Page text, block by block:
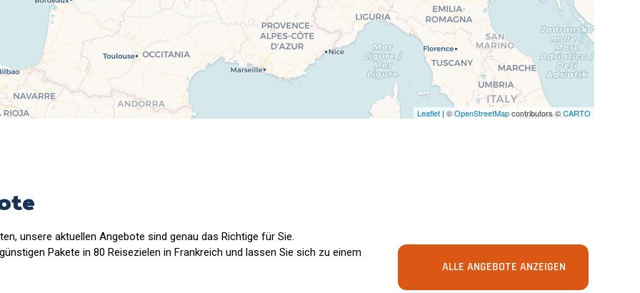
Leaflet| ©OpenStreetMapcontributors ©CARTO
unsere aktuellen Angebote sind genau das Richtige für Sie.
Pakete in 80 Reisezielen in Frankreich und lassen Sie sich zu einem
ALLE ANGEBOTE ANZEIGEN